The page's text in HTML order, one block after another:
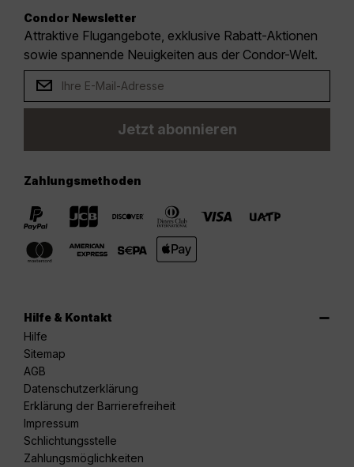
Condor Newsletter
Attraktive Flugangebote, exklusive Rabatt-Aktionen
sowie spannende Neuigkeiten aus der Condor-Welt.
Jetzt abonnieren
Zahlungsmethoden
Hilfe & Kontakt
Hilfe
Sitemap
AGB
Datenschutzerklärung
Erklärung der Barrierefreiheit
Impressum
Schlichtungsstelle
Zahlungsmöglichkeiten